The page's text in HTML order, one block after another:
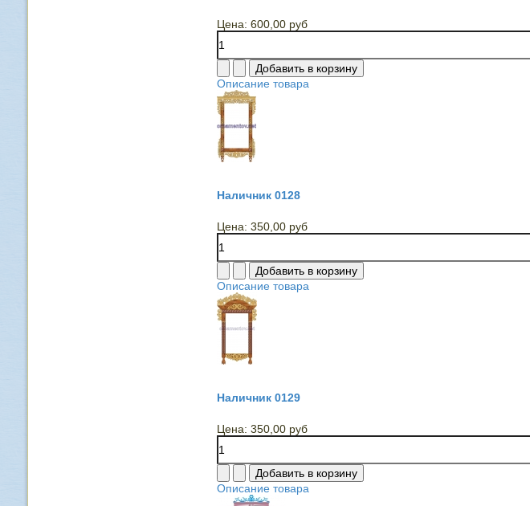
Цена: 600,00 руб
Описание товара
Наличник 0128
Цена: 350,00 руб
Описание товара
Наличник 0129
Цена: 350,00 руб
Описание товара